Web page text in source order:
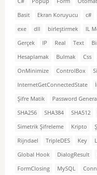
Basit
Ekran Koruyucu c#
exe
dll birleştirmek IL
Gerçek
IP Real Text
Hesaplamak
Bulmak Css
OnMinimize
ControlBox
InternetGetConnectedState
Şifre Matik
Password
SHA256
SHA384 SHA512
Simetrik Şifreleme
Kripto
Rijndael
TripleDES Key
Global Hook
DialogResult
FormClosing
MySQL